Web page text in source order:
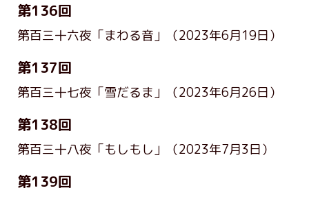
第136回
第百三十六夜「まわる音」 （2023年6月19日）
第137回
第百三十七夜「雪だるま」 （2023年6月26日）
第138回
第百三十八夜「もしもし」 （2023年7月3日）
第139回